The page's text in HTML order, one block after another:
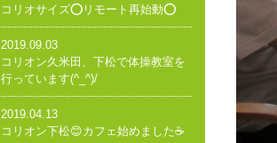
コリオサイズ⭕️リモート再始動⭕️
2019.09.03
コリオン久米田、下松で体操教室を
行っています(^_^)/
2019.04.13
コリオン下松😊カフェ始めました☕️